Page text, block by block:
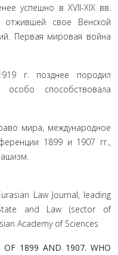
успешно в XVII-XIX вв.
отжившей свое Венской
Первая мировая война
г. позднее породил
способствовала
мира, международное
1899 и 1907 гг.,
Law Journal, leading
and Law (sector of
Academy of Sciences
OF 1899 AND 1907. WHO